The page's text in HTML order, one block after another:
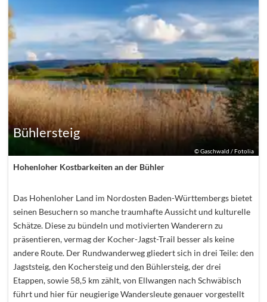
©Gaschwald / Fotolia
Bühlersteig
Hohenloher Kostbarkeiten an der Bühler
Das Hohenloher Land im Nordosten Baden-Württembergs bietet
seinen Besuchern so manche traumhafte Aussicht und kulturelle
Schätze. Diese zu bündeln und motivierten Wanderern zu
präsentieren, vermag der Kocher-Jagst-Trail besser als keine
andere Route. Der Rundwanderweg gliedert sich in drei Teile: den
Jagststeig, den Kochersteig und den Bühlersteig, der drei
Etappen, sowie 58,5 km zählt, von Ellwangen nach Schwäbisch
führt und hier für neugierige Wandersleute genauer vorgestellt